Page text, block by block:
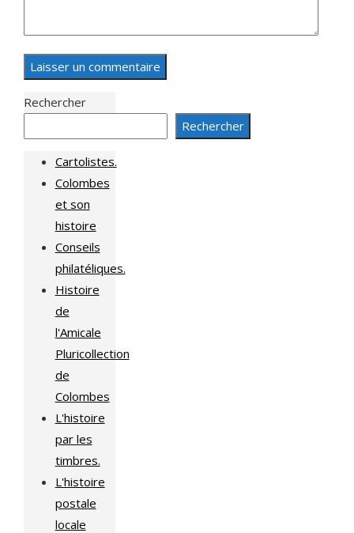
Rechercher
Rechercher
Cartolistes.
Colombes
et son
histoire
Conseils
philatéliques.
Histoire
de
l'Amicale
Pluricollection
de
Colombes
L'histoire
par les
timbres.
L'histoire
postale
locale